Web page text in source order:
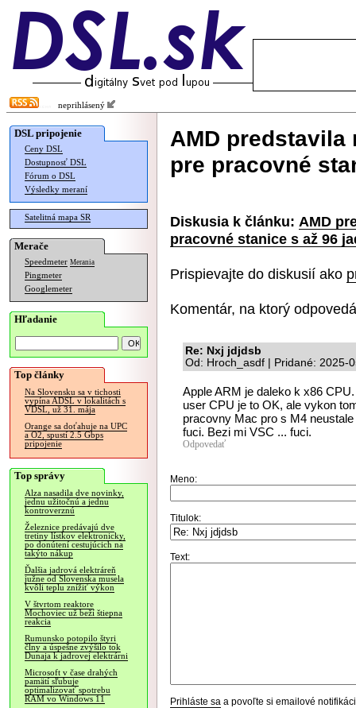
neprihlásený
DSL pripojenie
Ceny DSL
Dostupnosť DSL
Fórum o DSL
Výsledky meraní
Satelitná mapa SR
Merače
Speedmeter Merania
Pingmeter
Googlemeter
Hľadanie
Top články
Na Slovensku sa v tichosti
vypína ADSL v lokalitách s
VDSL, už 31. mája
Orange sa doťahuje na UPC
a O2, spustí 2.5 Gbps
pripojenie
Top správy
Alza nasadila dve novinky,
jednu užitočnú a jednu
kontroverznú
Železnice predávajú dve
tretiny lístkov elektronicky,
po donútení cestujúcich na
takýto nákup
Ďalšia jadrová elektráreň
južne od Slovenska musela
kvôli teplu znížiť výkon
V štvrtom reaktore
Mochoviec už beží štiepna
reakcia
Rumunsko potopilo štyri
člny a úspešne zvýšilo tok
Dunaja k jadrovej elektrárni
Microsoft v čase drahých
pamätí sľubuje
optimalizovať spotrebu
RAM vo Windows 11
AMD predstavila
pre pracovné
Diskusia k článku: AMD
pracovné stanice s až 96
Prispievajte do diskusií ako
Komentár, na ktorý
Re: Nxj jdjdsb
Od: Hroch_asdf | Pridané: 2025-
Apple ARM je daleko k x86
user CPU je to OK, ale vykon
pracovny Mac pro s M4
fuci. Bezi mi VSC ... fuci.
Odpovedať
Meno:
Titulok:
Text:
Prihláste sa a povoľte si emailové